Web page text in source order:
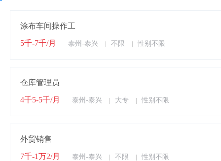
涂布车间操作工
5千-7千/月 泰州-泰兴 不限 性别不限
仓库管理员
4千5-5千/月 泰州-泰兴 大专 性别不限
外贸销售
7千-1万2/月 泰州-泰兴 不限 性别不限